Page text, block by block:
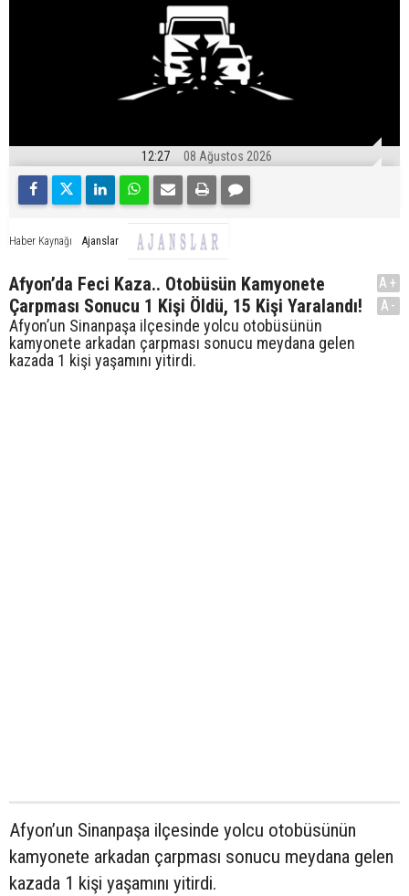
12:27 08 Ağustos 2026
Haber Kaynağı Ajanslar
Afyon’da Feci Kaza.. Otobüsün Kamyonete
Çarpması Sonucu 1 Kişi Öldü, 15 Kişi Yaralandı!
Afyon’un Sinanpaşa ilçesinde yolcu otobüsünün
kamyonete arkadan çarpması sonucu meydana gelen
kazada 1 kişi yaşamını yitirdi.
A+
A-
Afyon’un Sinanpaşa ilçesinde yolcu otobüsünün
kamyonete arkadan çarpması sonucu meydana gelen
kazada 1 kişi yaşamını yitirdi.